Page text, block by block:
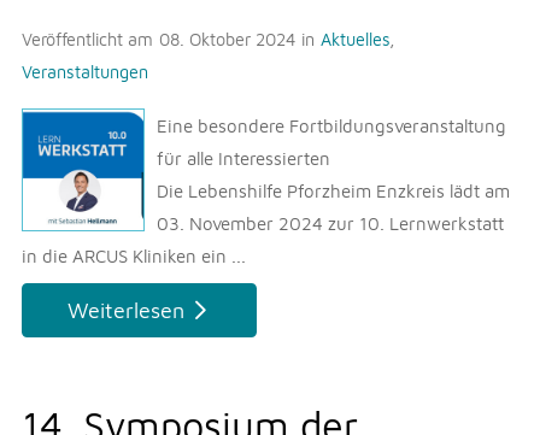
Veröffentlicht am 08. Oktober 2024 in Aktuelles
Veranstaltungen
Eine besondere Fortbildungsveranstaltung
für alle Interessierten
Die Lebenshilfe Pforzheim Enzkreis lädt am
03. November 2024 zur 10. Lernwerkstatt
in die ARCUS Kliniken ein ...
Weiterlesen
14. Symposium der